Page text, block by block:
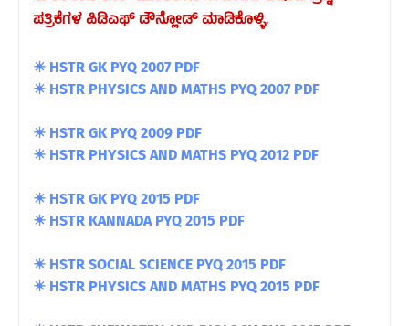
ಪತ್ರಿಕೆಗಳ ಪಿಡಿಎಫ್ ಡೌನ್ಲೋಡ್ ಮಾಡಿಕೊಳ್ಳಿ.
☀ HSTR GK PYQ 2007 PDF
☀ HSTR PHYSICS AND MATHS PYQ 2007 PDF
☀ HSTR GK PYQ 2009 PDF
☀ HSTR PHYSICS AND MATHS PYQ 2012 PDF
☀ HSTR GK PYQ 2015 PDF
☀ HSTR KANNADA PYQ 2015 PDF
☀ HSTR SOCIAL SCIENCE PYQ 2015 PDF
☀ HSTR PHYSICS AND MATHS PYQ 2015 PDF